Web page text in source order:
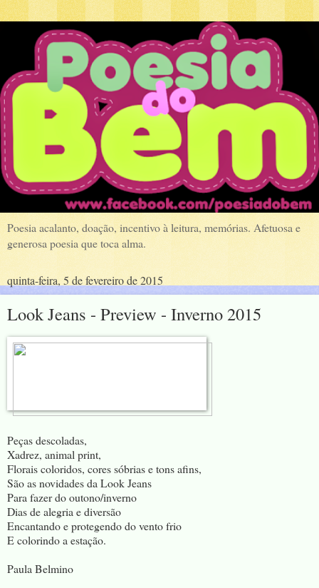
Poesia acalanto, doação, incentivo à leitura, memórias. Afetuosa e
generosa poesia que toca alma.
quinta-feira, 5 de fevereiro de 2015
Look Jeans - Preview - Inverno 2015
Peças descoladas,
Xadrez, animal print,
Florais coloridos, cores sóbrias e tons afins,
São as novidades da Look Jeans
Para fazer do outono/inverno
Dias de alegria e diversão
Encantando e protegendo do vento frio
E colorindo a estação.
Paula Belmino